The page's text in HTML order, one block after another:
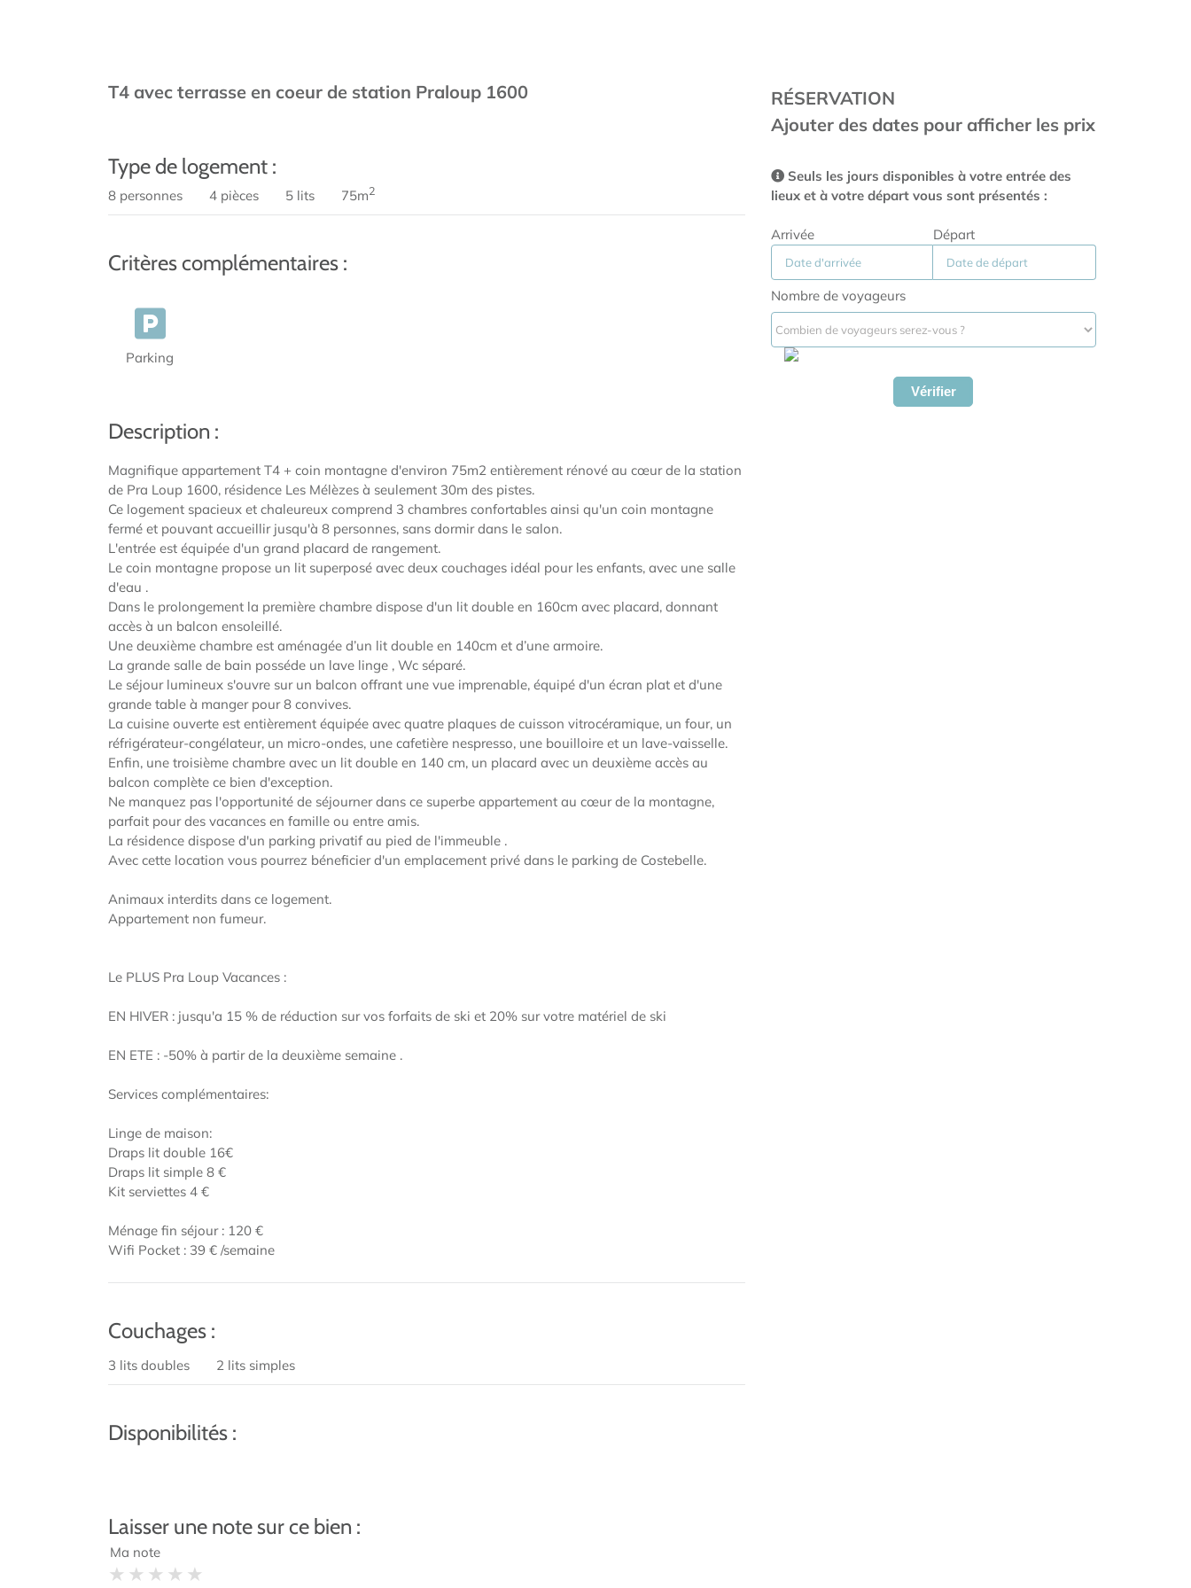
T4 avec terrasse en coeur de station Praloup 1600
Type de logement :
8 personnes 4 pièces 5 lits 75m2
Critères complémentaires :
Parking
Description :
Magnifique appartement T4 + coin montagne d'environ 75m2 entièrement rénové au cœur de la station
de Pra Loup 1600, résidence Les Mélèzes à seulement 30m des pistes.
Ce logement spacieux et chaleureux comprend 3 chambres confortables ainsi qu'un coin montagne
fermé et pouvant accueillir jusqu'à 8 personnes, sans dormir dans le salon.
L'entrée est équipée d'un grand placard de rangement.
Le coin montagne propose un lit superposé avec deux couchages idéal pour les enfants, avec une salle
d'eau .
Dans le prolongement la première chambre dispose d'un lit double en 160cm avec placard, donnant
accès à un balcon ensoleillé.
Une deuxième chambre est aménagée d’un lit double en 140cm et d’une armoire.
La grande salle de bain posséde un lave linge , Wc séparé.
Le séjour lumineux s'ouvre sur un balcon offrant une vue imprenable, équipé d'un écran plat et d'une
grande table à manger pour 8 convives.
La cuisine ouverte est entièrement équipée avec quatre plaques de cuisson vitrocéramique, un four, un
réfrigérateur-congélateur, un micro-ondes, une cafetière nespresso, une bouilloire et un lave-vaisselle.
Enfin, une troisième chambre avec un lit double en 140 cm, un placard avec un deuxième accès au
balcon complète ce bien d'exception.
Ne manquez pas l'opportunité de séjourner dans ce superbe appartement au cœur de la montagne,
parfait pour des vacances en famille ou entre amis.
La résidence dispose d'un parking privatif au pied de l'immeuble .
Avec cette location vous pourrez béneficier d'un emplacement privé dans le parking de Costebelle.
Animaux interdits dans ce logement.
Appartement non fumeur.
Le PLUS Pra Loup Vacances :
EN HIVER : jusqu'a 15 % de réduction sur vos forfaits de ski et 20% sur votre matériel de ski
EN ETE : -50% à partir de la deuxième semaine .
Services complémentaires:
Linge de maison:
Draps lit double 16€
Draps lit simple 8 €
Kit serviettes 4 €
Ménage fin séjour : 120 €
Wifi Pocket : 39 € /semaine
Couchages :
3 lits doubles 2 lits simples
Disponibilités :
RÉSERVATION
Ajouter des dates pour afficher les prix
Seuls les jours disponibles à votre entrée des
lieux et à votre départ vous sont présentés :
Arrivée Départ
Nombre de voyageurs
Vérifier
Laisser une note sur ce bien :
Ma note
4 stars
3 stars
2 stars
1 star